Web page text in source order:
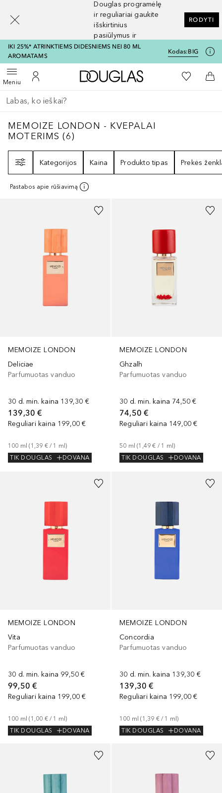
Douglas programėlę
ir reguliariai gaukite
išskirtinius
pasiūlymus ir
nuolaidas
RODYTI
IKI 25%* ATRINKTIEMS DIDESNIEMS NEI 80 ML
AROMATAMS
Kodas:BIG
MeniuAtidaryti meniuĮ mano paskyrą
Į Douglas pagrindinį
Į mano
Į
Grįžk atgal
Vykdykite paiešką
MEMOIZE LONDON - KVEPALAI MOTERIMS
MEMOIZE LONDON - KVEPALAI
MOTERIMS (6)
Kategorijos
Kaina Produkto tipas Prekės
Pastabos apie rūšiavimą
MEMOIZE LONDON
Deliciae
Parfumuotas vanduo
30 d. min. kaina 139,30 €
139,30 €
Reguliari kaina 199,00 €
100 ml (1,39 € / 1 ml)
TIK DOUGLAS
DOVANA
MEMOIZE LONDON
Ghzalh
Parfumuotas vanduo
30 d. min. kaina 74,50 €
74,50 €
Reguliari kaina 149,00 €
50 ml (1,49 € / 1 ml)
TIK DOUGLAS
DOVANA
MEMOIZE LONDON
Vita
Parfumuotas vanduo
30 d. min. kaina 99,50 €
99,50 €
Reguliari kaina 199,00 €
100 ml (1,00 € / 1 ml)
TIK DOUGLAS
DOVANA
MEMOIZE LONDON
Concordia
Parfumuotas vanduo
30 d. min. kaina 139,30 €
139,30 €
Reguliari kaina 199,00 €
100 ml (1,39 € / 1 ml)
TIK DOUGLAS
DOVANA
[navigation.slideout.screenreader]